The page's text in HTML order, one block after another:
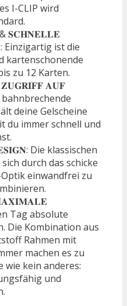
I-CLIP wird
𝐒𝐂𝐇𝐍𝐄𝐋𝐋𝐄
ist die
kartenschonende
zu 12 Karten.
𝐀𝐔𝐅
deine Gelscheine
du immer schnell und
Die klassischen
durch das schicke
einwandfrei zu
Tag absolute
Die Kombination aus
Rahmen mit
machen es zu
wie kein anderes:
und